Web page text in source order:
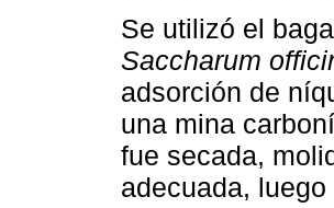
Se utilizó el
Saccharum
adsorción de
una mina
fue secada,
adecuada,